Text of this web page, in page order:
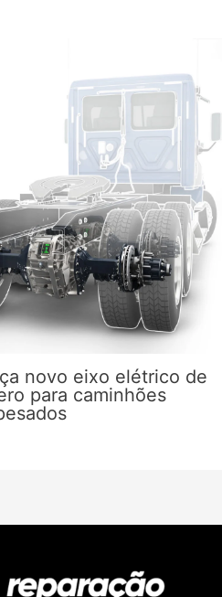
novo eixo elétrico de
para caminhões